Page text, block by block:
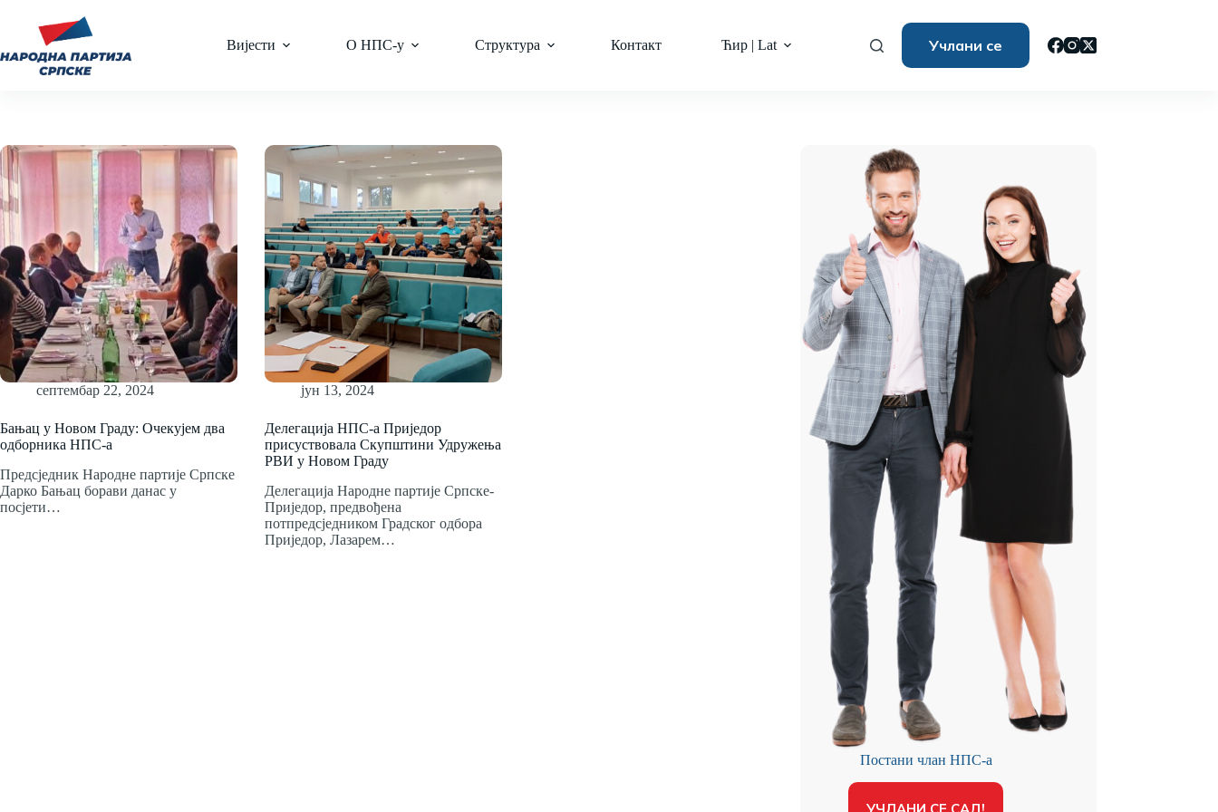
Вијести О НПС-у Структура Контакт Ћир | Lat Учлани се
септембар 22, 2024
Бањац у Новом Граду: Очекујем два
одборника НПС-а
Предсједник Народне партије Српске
Дарко Бањац борави данас у
посјети…
јун 13, 2024
Делегација НПС-а Приједор
присуствовала Скупштини Удружења
РВИ у Новом Граду
Делегација Народне партије Српске-
Приједор, предвођена
потпредсједником Градског одбора
Приједор, Лазарем…
Постани члан НПС-а